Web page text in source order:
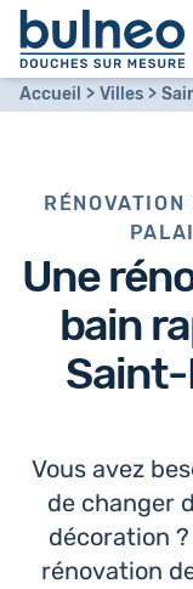
Accueil Villes
Une
bain
Saint-
Vous avez
de changer
décoration
rénovation